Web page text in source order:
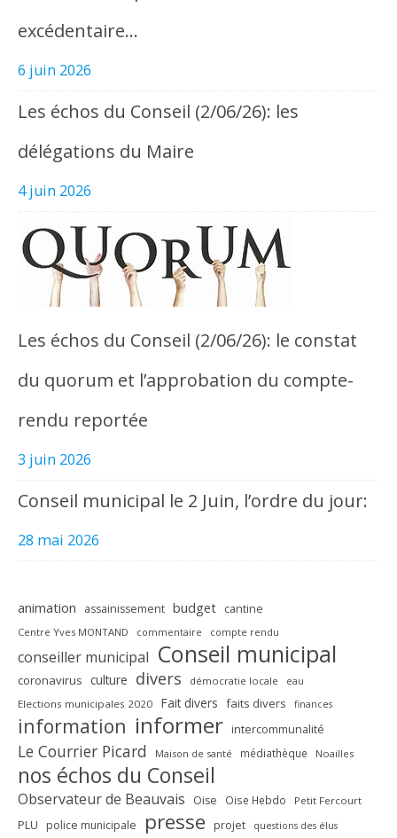
excédentaire…
6 juin 2026
Les échos du Conseil (2/06/26): les
délégations du Maire
4 juin 2026
Les échos du Conseil (2/06/26): le constat
du quorum et l’approbation du compte-
rendu reportée
3 juin 2026
Conseil municipal le 2 Juin, l’ordre du jour:
28 mai 2026
animation assainissement budget cantine
Centre Yves MONTAND commentaire compte rendu
conseiller municipal Conseil municipal
coronavirus culture divers démocratie locale eau
Elections municipales 2020 Fait divers faits divers finances
information informer intercommunalité
Le Courrier Picard Maison de santé médiathèque Noailles
nos échos du Conseil
Observateur de Beauvais Oise Oise Hebdo Petit Fercourt
PLU police municipale presse projet questions des élus